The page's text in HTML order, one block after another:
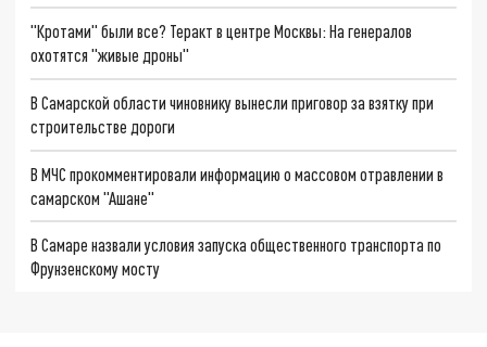
"Кротами" были все? Теракт в центре Москвы: На генералов
охотятся "живые дроны"
В Самарской области чиновнику вынесли приговор за взятку при
строительстве дороги
В МЧС прокомментировали информацию о массовом отравлении в
самарском "Ашане"
В Самаре назвали условия запуска общественного транспорта по
Фрунзенскому мосту